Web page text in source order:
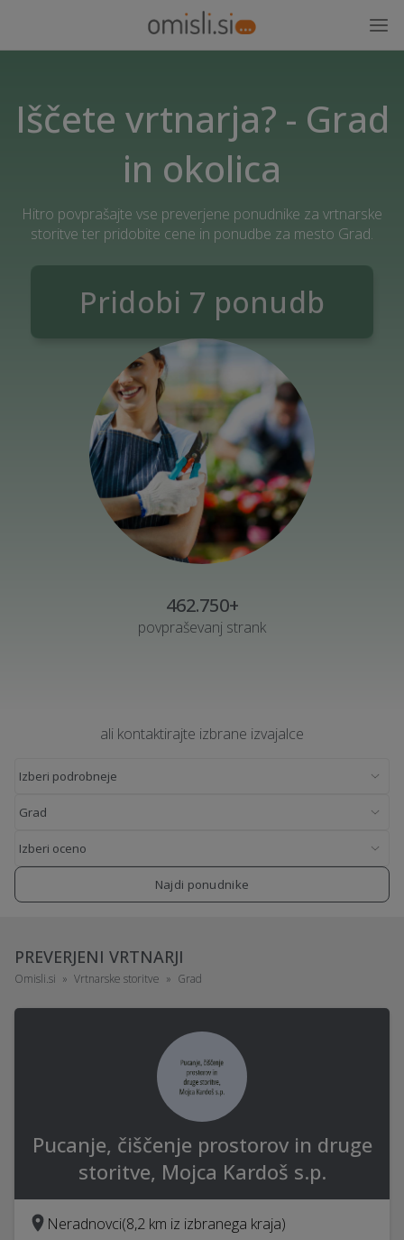
Iščete vrtnarja? - Grad
in okolica
Hitro povprašajte vse preverjene ponudnike za vrtnarske
storitve ter pridobite cene in ponudbe za mesto Grad.
Pridobi 7 ponudb
462.750+
povpraševanj strank
ali kontaktirajte izbrane izvajalce
Najdi ponudnike
PREVERJENI VRTNARJI
Omisli.si Vrtnarske storitve Grad
Pucanje, čiščenje prostorov in druge
storitve, Mojca Kardoš s.p.
Neradnovci(8,2 km iz izbranega kraja)